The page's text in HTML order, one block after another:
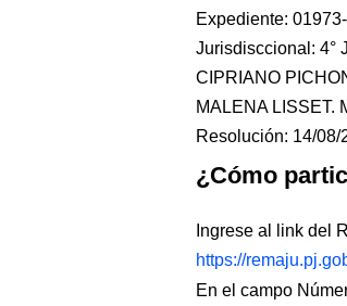
Expediente:
Jurisdisccional: 4°
CIPRIANO
MALENA LISSET.
Resolución: 14/08/
¿Cómo
Ingrese al link del
https://
En el campo